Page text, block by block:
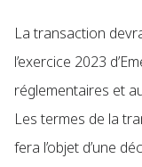
La transaction
l’exercice 2023
réglementaires et
Les termes de la
fera l’objet d’une